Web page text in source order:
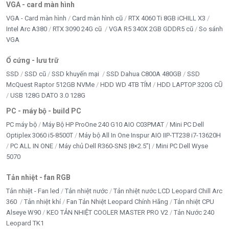
VGA - card màn hình
VGA - Card màn hình Card màn hình cũ
RTX 4060 Ti 8GB iCHILL X3
Intel Arc A380
RTX 3090 24G cũ VGA R5 340X 2GB GDDR5 cũ
So sánh
VGA
Ổ cứng - lưu trữ
SSD SSD cũ SSD khuyến mại SSD Dahua C800A 480GB
SSD
McQuest Raptor 512GB NVMe
HDD WD 4TB TÍM
HDD LAPTOP 320G CŨ
USB 128G DATO 3.0 128G
PC - máy bộ - build PC
PC máy bộ Máy Bộ HP ProOne 240 G10 AIO C03PMAT
Mini PC Dell
Optiplex 3060 i5-8500T
Máy bộ All In One Inspur AIO IIP-TT238 i7-13620H
PC ALL IN ONE
Máy chủ Dell R360-SNS |8×2.5”|
Mini PC Dell Wyse
5070
Tản nhiệt - fan RGB
Tản nhiệt - Fan led Tản nhiệt nước
Tản nhiệt nước LCD Leopard Chill Arc
360
Tản nhiệt khí Fan Tản Nhiệt Leopard Chính Hãng
Tản nhiệt CPU
Alseye W90
KEO TẢN NHIỆT COOLER MASTER PRO V2
Tản Nước 240
Leopard TK1